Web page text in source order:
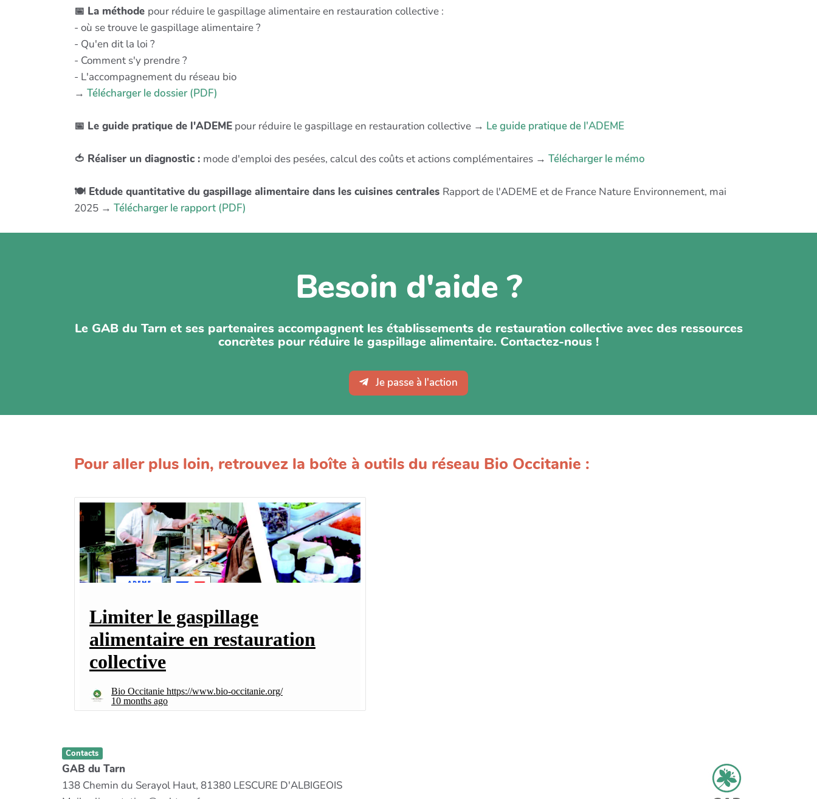
📅 La méthode pour réduire le gaspillage alimentaire en restauration collective :
- où se trouve le gaspillage alimentaire ?
- Qu'en dit la loi ?
- Comment s'y prendre ?
- L'accompagnement du réseau bio
→ Télécharger le dossier (PDF)
📅 Le guide pratique de l'ADEME pour réduire le gaspillage en restauration collective → Le guide pratique de l'ADEME
🍅 Réaliser un diagnostic : mode d'emploi des pesées, calcul des coûts et actions complémentaires → Télécharger le mémo
🍽 Etdude quantitative du gaspillage alimentaire dans les cuisines centrales Rapport de l'ADEME et de France Nature Environnement, mai
2025 → Télécharger le rapport (PDF)
Besoin d'aide ?
Le GAB du Tarn et ses partenaires accompagnent les établissements de restauration collective avec des ressources
concrètes pour réduire le gaspillage alimentaire. Contactez-nous !
Je passe à l'action
Pour aller plus loin, retrouvez la boîte à outils du réseau Bio Occitanie :
Contacts
GAB du Tarn
138 Chemin du Serayol Haut, 81380 LESCURE D'ALBIGEOIS